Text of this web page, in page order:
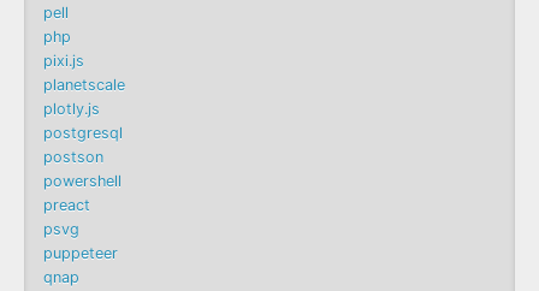
pell
php
pixi.js
planetscale
plotly.js
postgresql
postson
powershell
preact
psvg
puppeteer
qnap